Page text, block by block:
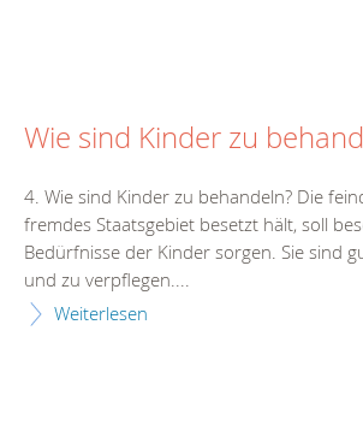
Wie sind Kinder zu
4. Wie sind Kinder zu behandeln? Die
fremdes Staatsgebiet besetzt hält, soll
Bedürfnisse der Kinder sorgen. Sie sind
und zu verpflegen....
Weiterlesen